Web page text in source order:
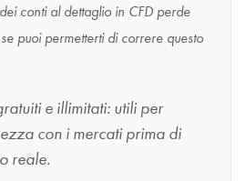
conti al dettaglio in CFD perde
puoi permetterti di correre questo
e illimitati: utili per
con i mercati prima di
reale.